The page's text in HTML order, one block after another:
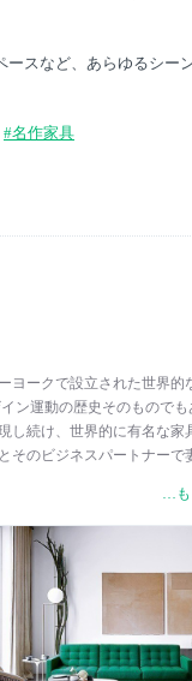
ースなど、あらゆるシー
#名作家具
ヨークで設立された世界的
ン運動の歴史そのものでも
し続け、世界的に有名な家
そのビジネスパートナーで
ーロ・サーリネン、ハリー
く建築家やデザイナーとの
大な影響を与えました。
り上げられた製品は、半世
術品”と評され、多くの人
はピエロ・リッソーニやエ
躍する一流デザイナーを起
いてモダンファニチャーの
…